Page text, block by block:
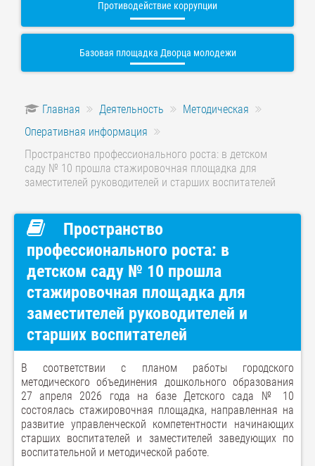
Противодействие коррупции
Базовая площадка Дворца молодежи
Главная Деятельность
Методическая
Оперативная информация
Пространство профессионального роста: в детском
саду № 10 прошла стажировочная площадка для
заместителей руководителей и старших воспитателей
Пространство
профессионального роста: в
детском саду № 10 прошла
стажировочная площадка для
заместителей руководителей и
старших воспитателей
В соответствии с планом работы городского
методического объединения дошкольного образования
27 апреля 2026 года на базе Детского сада № 10
состоялась стажировочная площадка, направленная на
развитие управленческой компетентности начинающих
старших воспитателей и заместителей заведующих по
воспитательной и методической работе.